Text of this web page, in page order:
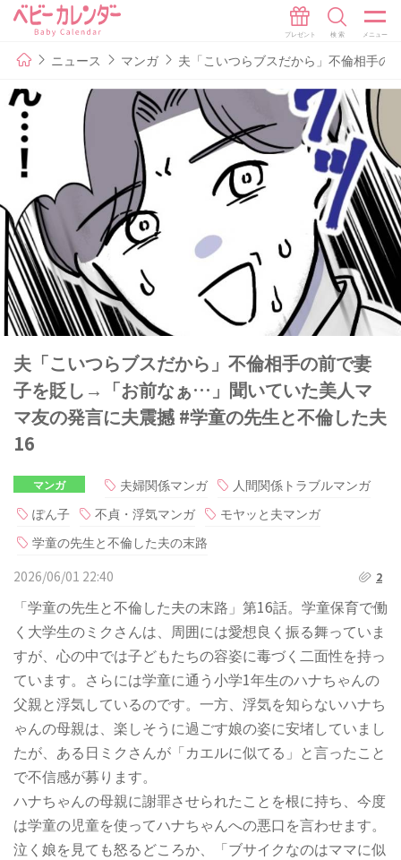
ニュース マンガ 夫「こいつらブスだから」不倫相手
夫「こいつらブスだから」不倫相手の前で妻
子を貶し→「お前なぁ…」聞いていた美人マ
マ友の発言に夫震撼 #学童の先生と不倫した夫
16
マンガ 夫婦関係マンガ
人間関係トラブルマンガ
ぽん子
不貞・浮気マンガ
モヤッと夫マンガ
学童の先生と不倫した夫の末路
2026/06/01 22:40
2
「学童の先生と不倫した夫の末路」第16話。学童保育で働
く大学生のミクさんは、周囲には愛想良く振る舞っていま
すが、心の中では子どもたちの容姿に毒づく二面性を持っ
ています。さらには学童に通う小学1年生のハナちゃんの
父親と浮気しているのです。一方、浮気を知らないハナち
ゃんの母親は、楽しそうに過ごす娘の姿に安堵していまし
たが、ある日ミクさんが「カエルに似てる」と言ったこと
で不信感が募ります。
ハナちゃんの母親に謝罪させられたことを根に持ち、今度
は学童の児童を使ってハナちゃんへの悪口を言わせます。
泣く娘を見ても怒るどころか、「ブサイクなのはママに似